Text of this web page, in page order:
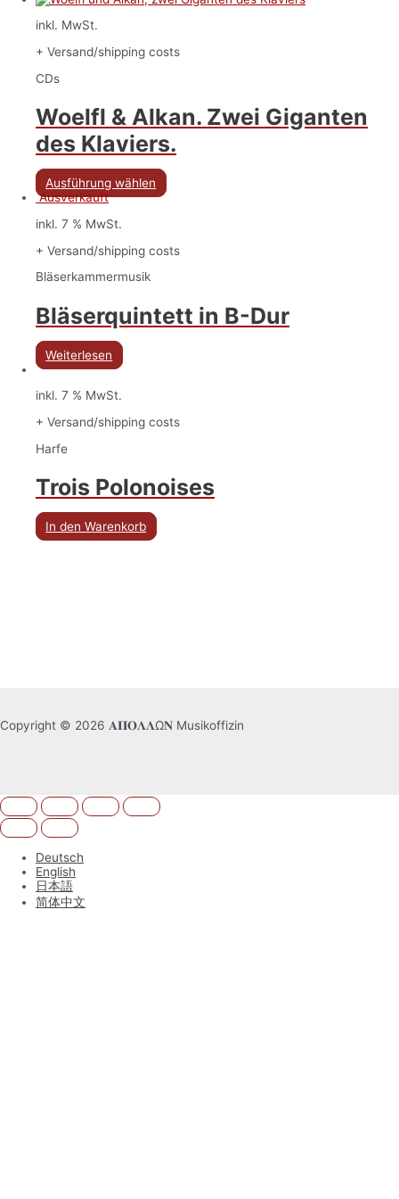
inkl. MwSt.
+ Versand/shipping costs
CDs
Woelfl & Alkan. Zwei Giganten
des Klaviers.
Ausführung wählen
Ausverkauft
inkl. 7 % MwSt.
+ Versand/shipping costs
Bläserkammermusik
Bläserquintett in B-Dur
Weiterlesen
inkl. 7 % MwSt.
+ Versand/shipping costs
Harfe
Trois Polonoises
In den Warenkorb
Copyright © 2026 𝚨𝚷𝚶𝚲𝚲Ω𝚴 Musikoffizin
Deutsch
English
日本語
简体中文